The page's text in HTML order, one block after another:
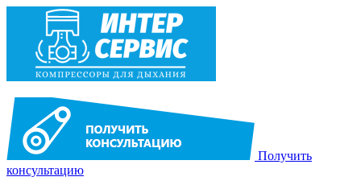
Получить
консультацию